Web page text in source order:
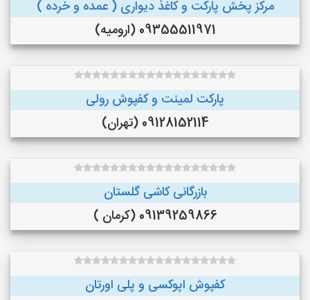
مرکز پخش پارکت و کاغذ دیواری ( عمده و خرده )
09355511971 (ارومیه)
پارکت لمینت و کفپوش رولی
09128152114 (تهران)
بازرگانی کاشی گلستان
09139259866 (کرمان )
کفپوش اپوکسی و پلی اورتان